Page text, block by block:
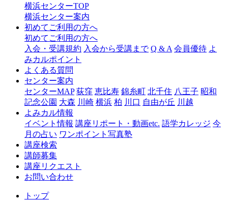
ャ
浜
横浜センターTOP
横浜センター案内
初めてご利用の方へ
初めてご利用の方へ
入会・受講規約 入会から受講まで Q & A 会員優待 よ
みカルポイント
よくある質問
センター案内
センターMAP 荻窪 恵比寿 錦糸町 北千住 八王子 昭和
記念公園 大森 川崎 横浜 柏 川口 自由が丘 川越
よみカル情報
イベント情報 講座リポート・動画etc. 語学カレッジ 今
月の占い ワンポイント写真塾
講座検索
講師募集
講座リクエスト
お問い合わせ
トップ